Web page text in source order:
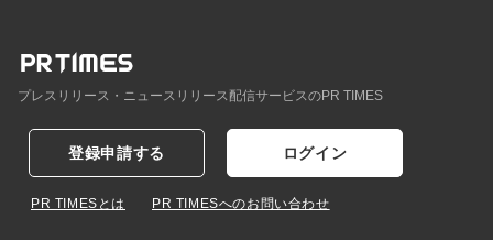
プレスリリース・ニュースリリース配信サービスのPR TIMES
登録申請する ログイン
PR TIMESとは PR TIMESへのお問い合わせ